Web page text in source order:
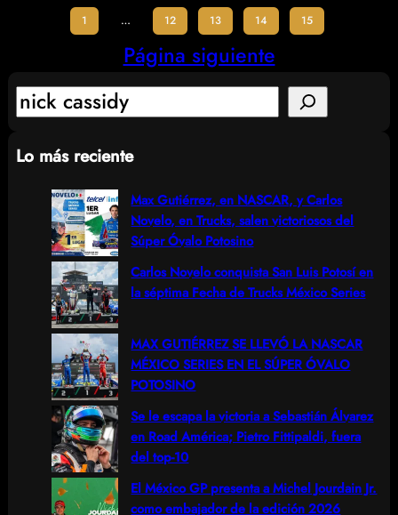
1 … 12 13 14 15
Página siguiente
S
a
Lo más reciente
Max Gutiérrez, en NASCAR, y Carlos
Novelo, en Trucks, salen victoriosos del
Súper Óvalo Potosino
Carlos Novelo conquista San Luis Potosí en
la séptima Fecha de Trucks México Series
MAX GUTIÉRREZ SE LLEVÓ LA NASCAR
MÉXICO SERIES EN EL SÚPER ÓVALO
POTOSINO
Se le escapa la victoria a Sebastián Álvarez
en Road América; Pietro Fittipaldi, fuera
del top-10
El México GP presenta a Michel Jourdain Jr.
como embajador de la edición 2026